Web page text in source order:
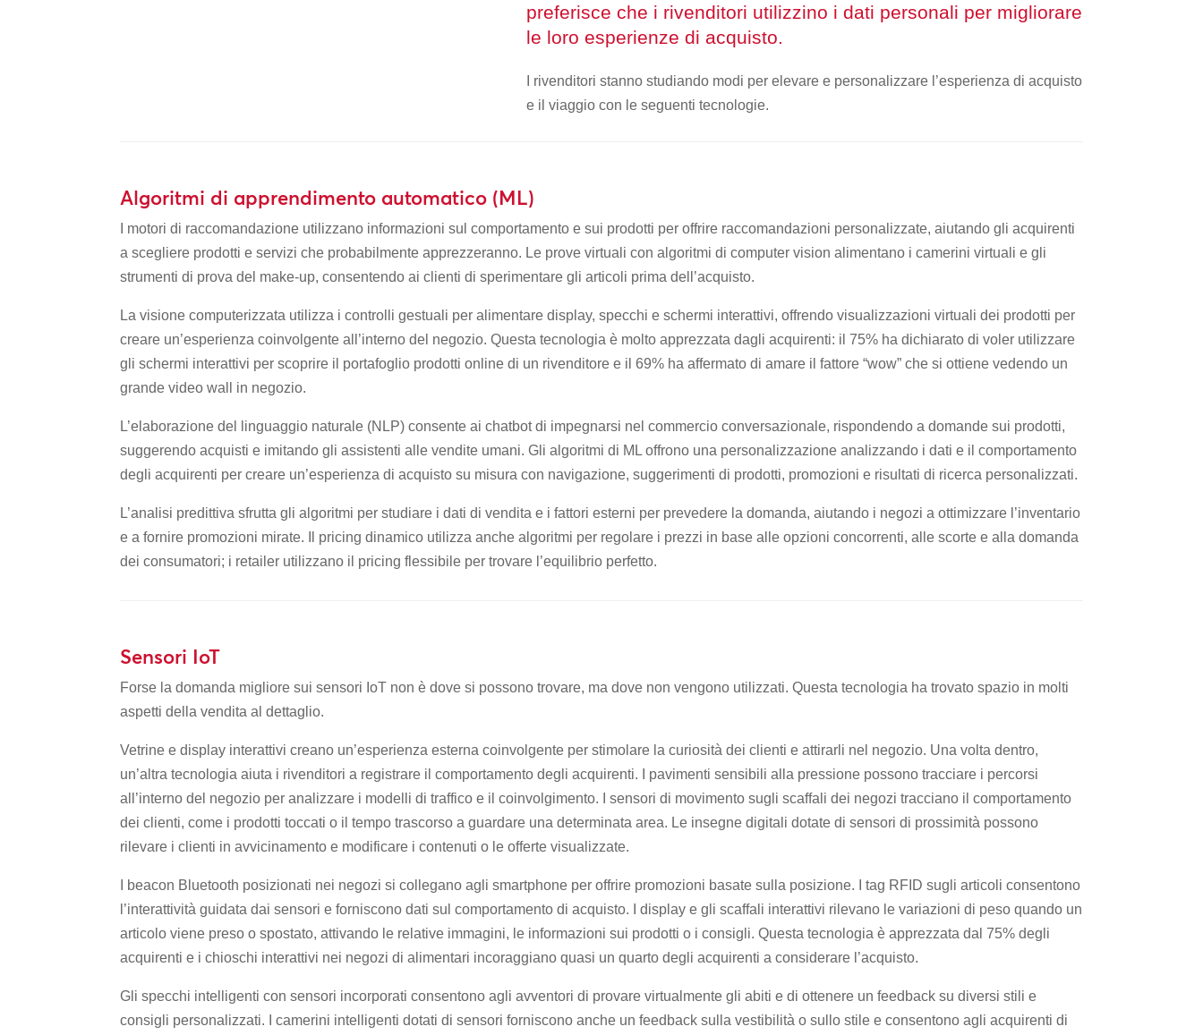
preferisce che i rivenditori utilizzino i dati personali per migliorare
le loro esperienze di acquisto.
I rivenditori stanno studiando modi per elevare e personalizzare l’esperienza di acquisto
e il viaggio con le seguenti tecnologie.
Algoritmi di apprendimento automatico (ML)
I motori di raccomandazione utilizzano informazioni sul comportamento e sui prodotti per offrire raccomandazioni personalizzate, aiutando gli acquirenti
a scegliere prodotti e servizi che probabilmente apprezzeranno. Le prove virtuali con algoritmi di computer vision alimentano i camerini virtuali e gli
strumenti di prova del make-up, consentendo ai clienti di sperimentare gli articoli prima dell’acquisto.
La visione computerizzata utilizza i controlli gestuali per alimentare display, specchi e schermi interattivi, offrendo visualizzazioni virtuali dei prodotti per
creare un’esperienza coinvolgente all’interno del negozio. Questa tecnologia è molto apprezzata dagli acquirenti: il 75% ha dichiarato di voler utilizzare
gli schermi interattivi per scoprire il portafoglio prodotti online di un rivenditore e il 69% ha affermato di amare il fattore “wow” che si ottiene vedendo un
grande video wall in negozio.
L’elaborazione del linguaggio naturale (NLP) consente ai chatbot di impegnarsi nel commercio conversazionale, rispondendo a domande sui prodotti,
suggerendo acquisti e imitando gli assistenti alle vendite umani. Gli algoritmi di ML offrono una personalizzazione analizzando i dati e il comportamento
degli acquirenti per creare un’esperienza di acquisto su misura con navigazione, suggerimenti di prodotti, promozioni e risultati di ricerca personalizzati.
L’analisi predittiva sfrutta gli algoritmi per studiare i dati di vendita e i fattori esterni per prevedere la domanda, aiutando i negozi a ottimizzare l’inventario
e a fornire promozioni mirate. Il pricing dinamico utilizza anche algoritmi per regolare i prezzi in base alle opzioni concorrenti, alle scorte e alla domanda
dei consumatori; i retailer utilizzano il pricing flessibile per trovare l’equilibrio perfetto.
Sensori IoT
Forse la domanda migliore sui sensori IoT non è dove si possono trovare, ma dove non vengono utilizzati. Questa tecnologia ha trovato spazio in molti
aspetti della vendita al dettaglio.
Vetrine e display interattivi creano un’esperienza esterna coinvolgente per stimolare la curiosità dei clienti e attirarli nel negozio. Una volta dentro,
un’altra tecnologia aiuta i rivenditori a registrare il comportamento degli acquirenti. I pavimenti sensibili alla pressione possono tracciare i percorsi
all’interno del negozio per analizzare i modelli di traffico e il coinvolgimento. I sensori di movimento sugli scaffali dei negozi tracciano il comportamento
dei clienti, come i prodotti toccati o il tempo trascorso a guardare una determinata area. Le insegne digitali dotate di sensori di prossimità possono
rilevare i clienti in avvicinamento e modificare i contenuti o le offerte visualizzate.
I beacon Bluetooth posizionati nei negozi si collegano agli smartphone per offrire promozioni basate sulla posizione. I tag RFID sugli articoli consentono
l’interattività guidata dai sensori e forniscono dati sul comportamento di acquisto. I display e gli scaffali interattivi rilevano le variazioni di peso quando un
articolo viene preso o spostato, attivando le relative immagini, le informazioni sui prodotti o i consigli. Questa tecnologia è apprezzata dal 75% degli
acquirenti e i chioschi interattivi nei negozi di alimentari incoraggiano quasi un quarto degli acquirenti a considerare l’acquisto.
Gli specchi intelligenti con sensori incorporati consentono agli avventori di provare virtualmente gli abiti e di ottenere un feedback su diversi stili e
consigli personalizzati. I camerini intelligenti dotati di sensori forniscono anche un feedback sulla vestibilità o sullo stile e consentono agli acquirenti di